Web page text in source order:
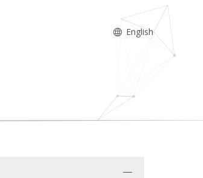
English